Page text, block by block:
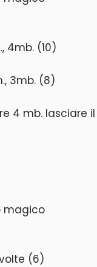
4mb. (10)
3mb. (8)
4 mb. lasciare
magico
(6)